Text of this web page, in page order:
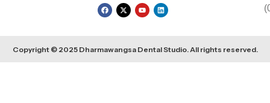
Copyright © 2025 Dharmawangsa Dental Studio. All rights reserved.